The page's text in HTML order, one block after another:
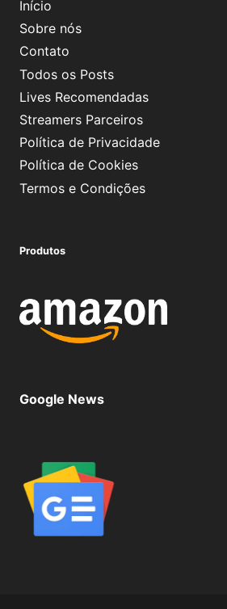
Início
Sobre nós
Contato
Todos os Posts
Lives Recomendadas
Streamers Parceiros
Política de Privacidade
Política de Cookies
Termos e Condições
Produtos
Google News